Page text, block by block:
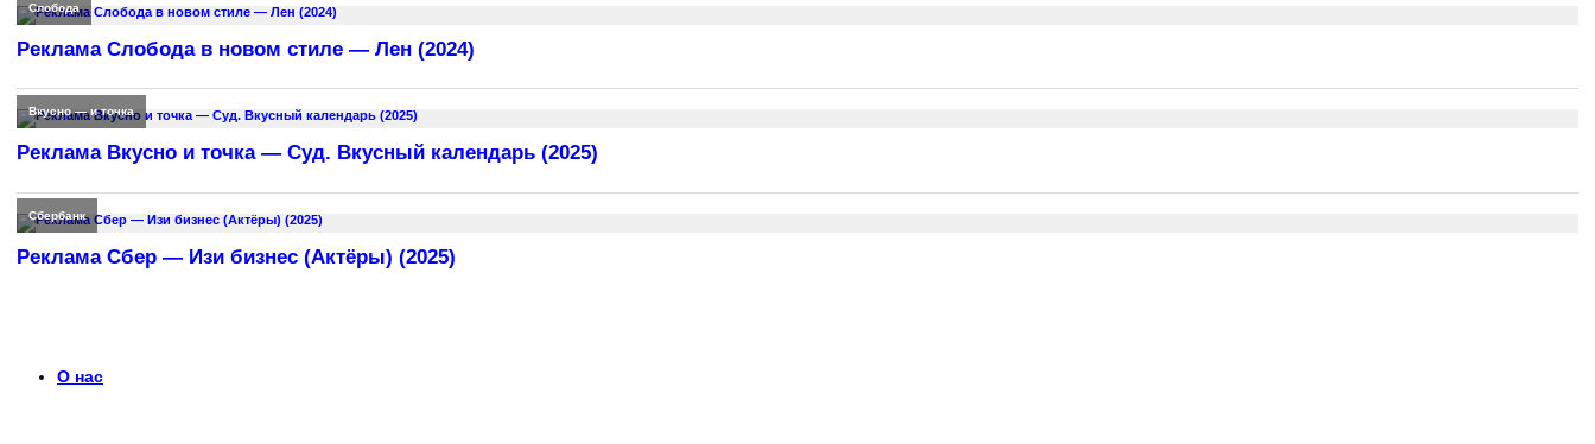
Слобода
Реклама Слобода в новом стиле — Лен (2024)
Вкусно — и точка
Реклама Вкусно и точка — Суд. Вкусный календарь (2025)
Сбербанк
Реклама Сбер — Изи бизнес (Актёры) (2025)
О нас